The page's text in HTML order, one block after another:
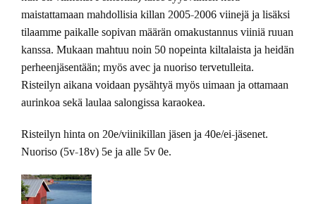
maistattamaan mahdollisia killan 2005-2006 viinejä ja lisäksi
tilaamme paikalle sopivan määrän omakustannus viiniä ruuan
kanssa. Mukaan mahtuu noin 50 nopeinta kiltalaista ja heidän
perheenjäsentään; myös avec ja nuoriso tervetulleita.
Risteilyn aikana voidaan pysähtyä myös uimaan ja ottamaan
aurinkoa sekä laulaa salongissa karaokea.
Risteilyn hinta on 20e/viinikillan jäsen ja 40e/ei-jäsenet.
Nuoriso (5v-18v) 5e ja alle 5v 0e.